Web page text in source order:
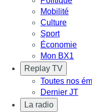
Mobilité
Culture
Sport
Économie
Mon BX1
Replay TV
Toutes nos
Dernier JT
La radio